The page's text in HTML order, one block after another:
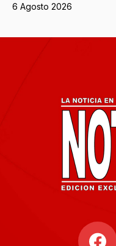
6 Agosto 2026